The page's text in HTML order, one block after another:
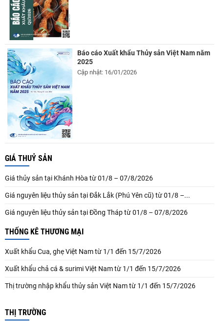
Báo cáo Xuất khẩu Thủy sản Việt Nam năm
2025
Cập nhật: 16/01/2026
GIÁ THUỶ SẢN
Giá thủy sản tại Khánh Hòa từ 01/8 – 07/8/2026
Giá nguyên liệu thủy sản tại Đắk Lắk (Phú Yên cũ) từ 01/8 –...
Giá nguyên liệu thủy sản tại Đồng Tháp từ 01/8 – 07/8/2026
THỐNG KÊ THƯƠNG MẠI
Xuất khẩu Cua, ghẹ Việt Nam từ 1/1 đến 15/7/2026
Xuất khẩu chả cá & surimi Việt Nam từ 1/1 đến 15/7/2026
Thị trường nhập khẩu thủy sản Việt Nam từ 1/1 đến 15/7/2026
THỊ TRƯỜNG